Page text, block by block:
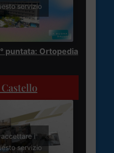
servizio
puntata: Ortopedia
i
servizio